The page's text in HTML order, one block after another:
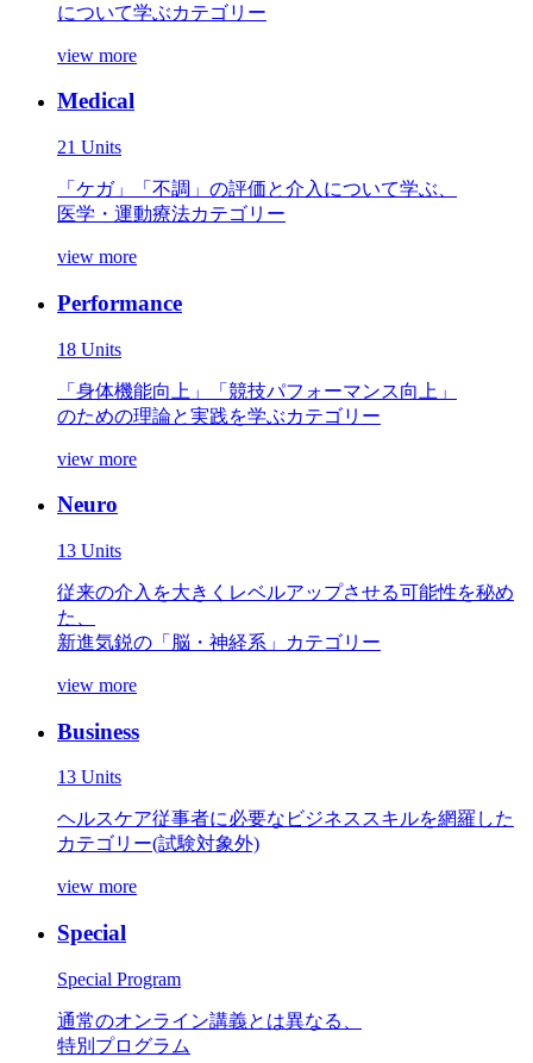
について学ぶカテゴリー
view more
Medical
21 Units
「ケガ」「不調」の評価と介入について学ぶ、
医学・運動療法カテゴリー
view more
Performance
18 Units
「身体機能向上」「競技パフォーマンス向上」
のための理論と実践を学ぶカテゴリー
view more
Neuro
13 Units
従来の介入を大きくレベルアップさせる可能性を秘め
た、
新進気鋭の「脳・神経系」カテゴリー
view more
Business
13 Units
ヘルスケア従事者に必要なビジネススキルを網羅した
カテゴリー(試験対象外)
view more
Special
Special Program
通常のオンライン講義とは異なる、
特別プログラム